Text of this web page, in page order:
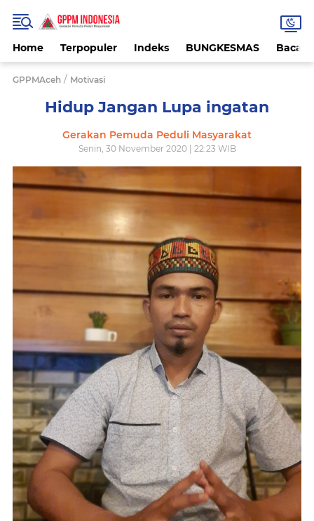
Home Terpopuler Indeks BUNGKESMAS
GPPMAceh / Motivasi
Hidup Jangan Lupa ingatan
Gerakan Pemuda Peduli Masyarakat
Senin, 30 November 2020 | 22:23 WIB